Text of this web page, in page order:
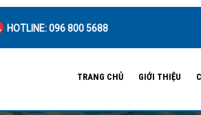
HOTLINE: 096 800 5688
TRANG CHỦ GIỚI THIỆU